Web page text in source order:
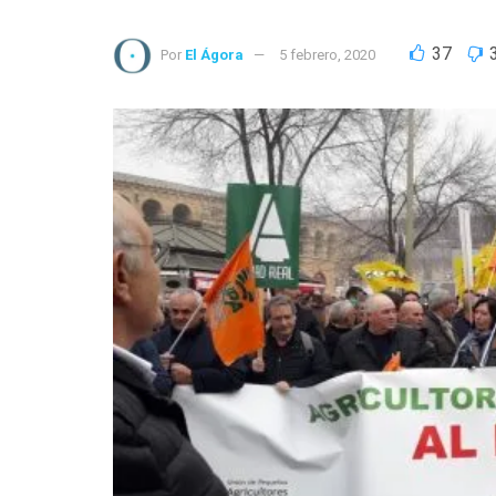
Por El Ágora 5 febrero, 2020 37